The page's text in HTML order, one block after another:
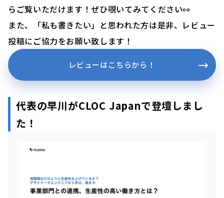
らご覧いただけます！ぜひ覗いてみてください👀
また、「私も書きたい」と思われた方は是非、レビュー
投稿にご協力をお願い致します！
レビューはこちらから！
代表の早川がCLOC Japanで登壇しまし
た！